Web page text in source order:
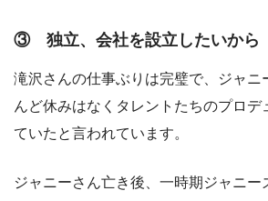
③ 独立、会社を設立したいから
滝沢さんの仕事ぶりは完璧で、ジャニ
んど休みはなくタレントたちのプロデ
ていたと言われています。
ジャニーさん亡き後、一時期ジャニー